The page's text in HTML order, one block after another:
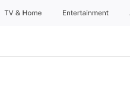
TV & Home Entertainment